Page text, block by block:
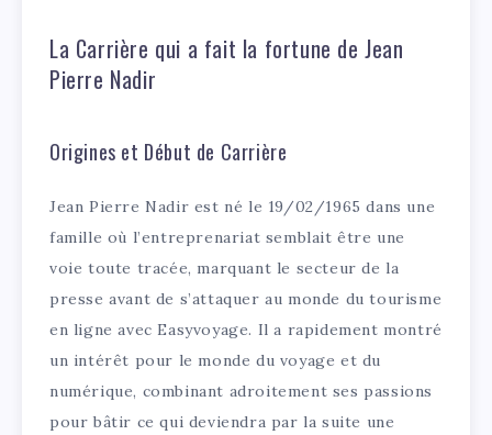
La Carrière qui a fait la fortune de Jean
Pierre Nadir
Origines et Début de Carrière
Jean Pierre Nadir est né le 19/02/1965 dans une
famille où l’entreprenariat semblait être une
voie toute tracée, marquant le secteur de la
presse avant de s’attaquer au monde du tourisme
en ligne avec Easyvoyage. Il a rapidement montré
un intérêt pour le monde du voyage et du
numérique, combinant adroitement ses passions
pour bâtir ce qui deviendra par la suite une